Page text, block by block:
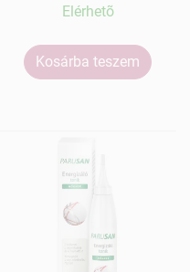
Elérhetõ
Kosárba teszem